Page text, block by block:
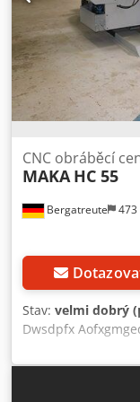
Bergatreute 473
CNC obráběcí
MAKA HC 55
Stav: velmi dobrý
Dwsdpfx